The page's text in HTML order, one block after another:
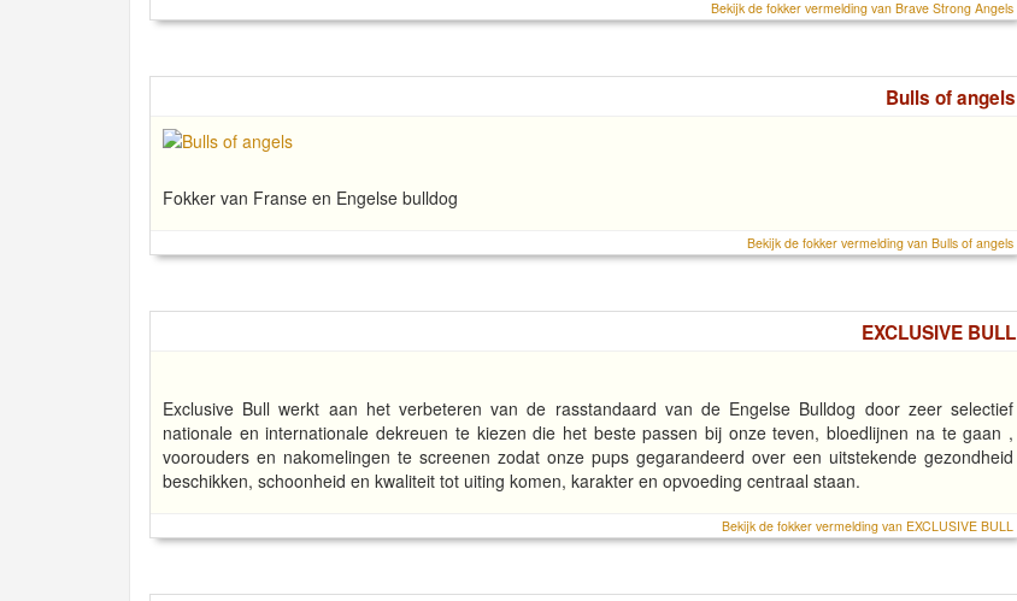
Bekijk de fokker vermelding van Brave Strong Angels
Bulls of angels
Fokker van Franse en Engelse bulldog
Bekijk de fokker vermelding van Bulls of angels
EXCLUSIVE BULL
Exclusive Bull werkt aan het verbeteren van de rasstandaard van de Engelse Bulldog door zeer selectief
nationale en internationale dekreuen te kiezen die het beste passen bij onze teven, bloedlijnen na te gaan ,
voorouders en nakomelingen te screenen zodat onze pups gegarandeerd over een uitstekende gezondheid
beschikken, schoonheid en kwaliteit tot uiting komen, karakter en opvoeding centraal staan.
Bekijk de fokker vermelding van EXCLUSIVE BULL